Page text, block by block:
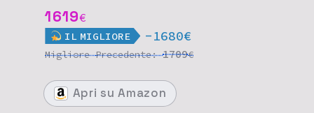
1619€
IL MIGLIORE -1680€
MigliorePrecedente:1709€
Apri su Amazon